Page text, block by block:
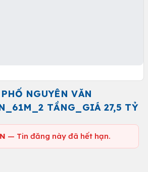
NGUYÊN VĂN
TẦNG_GIÁ 27,5 TỶ
— Tin đăng này đã hết hạn.